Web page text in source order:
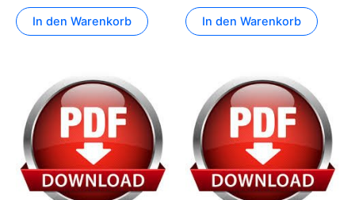
In den Warenkorb In den Warenkorb